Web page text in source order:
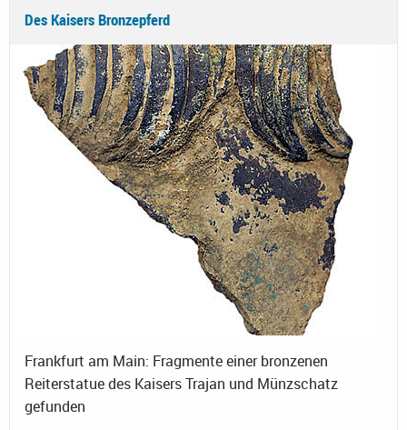
Des Kaisers Bronzepferd
Frankfurt am Main: Fragmente einer bronzenen
Reiterstatue des Kaisers Trajan und Münzschatz
gefunden